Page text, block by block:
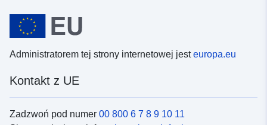
Administratorem tej strony internetowej jesteuropa.eu
Kontakt z UE
Zadzwoń pod numer 00 800 6 7 8 9 10 11